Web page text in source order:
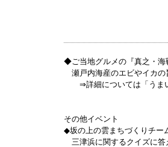
◆ご当地グルメの『真之・
瀬戸内海産のエビやイカの
⇒詳細については「うま
その他イベント
◆坂の上の雲まちづくりチー
三津浜に関するクイズに答